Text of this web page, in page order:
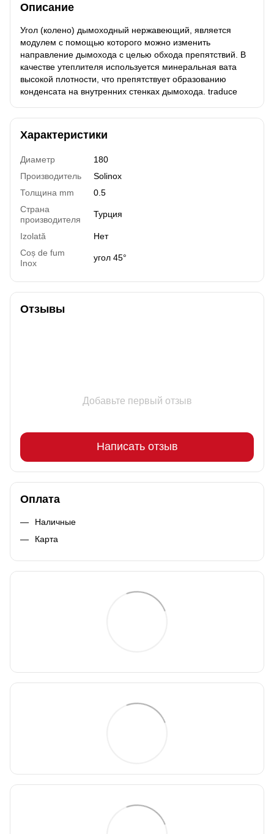
Описание
Угол (колено) дымоходный нержавеющий, является
модулем с помощью которого можно изменить
направление дымохода с целью обхода препятствий. В
качестве утеплителя используется минеральная вата
высокой плотности, что препятствует образованию
конденсата на внутренних стенках дымохода. traduce
Характеристики
Диаметр
180
Производитель
Solinox
Толщина mm
0.5
Страна
производителя
Турция
Izolată
Нет
Coș de fum
Inox
угол 45°
Отзывы
Добавьте первый отзыв
Написать отзыв
Оплата
Наличные
Карта